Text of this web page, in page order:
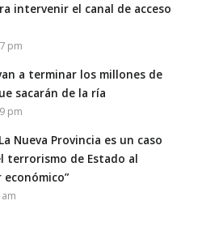
intervenir el canal de acceso
pm
a terminar los millones de
sacarán de la ría
pm
Nueva Provincia es un caso
terrorismo de Estado al